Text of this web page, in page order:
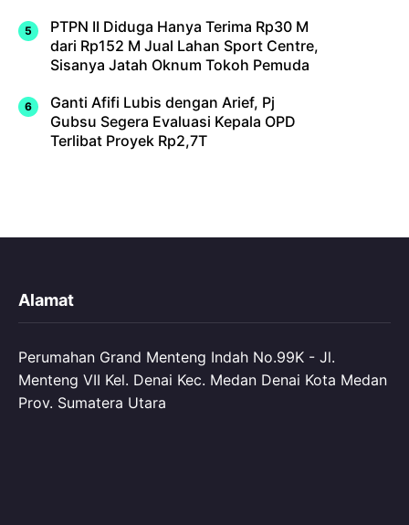
PTPN II Diduga Hanya Terima Rp30 M
dari Rp152 M Jual Lahan Sport Centre,
Sisanya Jatah Oknum Tokoh Pemuda
Ganti Afifi Lubis dengan Arief, Pj
Gubsu Segera Evaluasi Kepala OPD
Terlibat Proyek Rp2,7T
Alamat
Perumahan Grand Menteng Indah No.99K - Jl.
Menteng VII Kel. Denai Kec. Medan Denai Kota Medan
Prov. Sumatera Utara